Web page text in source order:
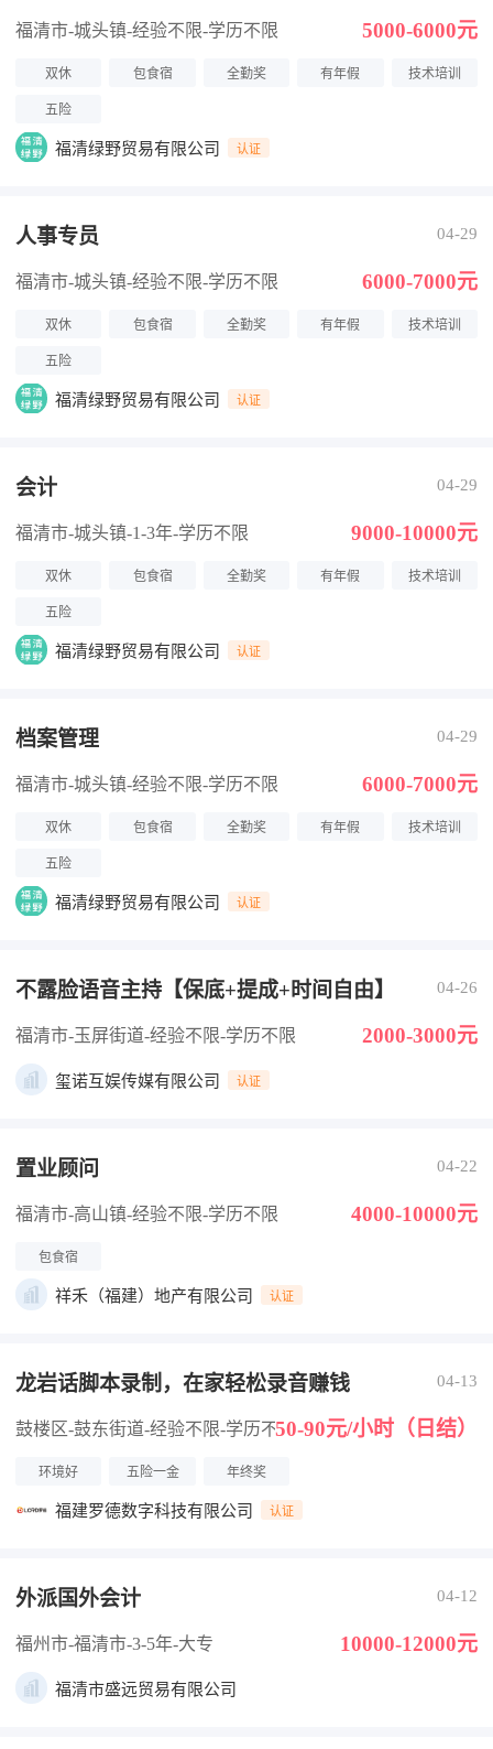
福清市-城头镇-经验不限-学历不限 5000-6000元
双休 包食宿 全勤奖 有年假 技术培训
五险
福清绿野贸易有限公司 认证
人事专员 04-29
福清市-城头镇-经验不限-学历不限 6000-7000元
双休 包食宿 全勤奖 有年假 技术培训
五险
福清绿野贸易有限公司 认证
会计 04-29
福清市-城头镇-1-3年-学历不限 9000-10000元
双休 包食宿 全勤奖 有年假 技术培训
五险
福清绿野贸易有限公司 认证
档案管理 04-29
福清市-城头镇-经验不限-学历不限 6000-7000元
双休 包食宿 全勤奖 有年假 技术培训
五险
福清绿野贸易有限公司 认证
不露脸语音主持【保底+提成+时间自由】 04-26
福清市-玉屏街道-经验不限-学历不限 2000-3000元
玺诺互娱传媒有限公司 认证
置业顾问 04-22
福清市-高山镇-经验不限-学历不限 4000-10000元
包食宿
祥禾（福建）地产有限公司 认证
龙岩话脚本录制，在家轻松录音赚钱 04-13
鼓楼区-鼓东街道-经验不限-学历不限50-90元/小时（日结）
环境好 五险一金 年终奖
福建罗德数字科技有限公司 认证
外派国外会计 04-12
福州市-福清市-3-5年-大专 10000-12000元
福清市盛远贸易有限公司